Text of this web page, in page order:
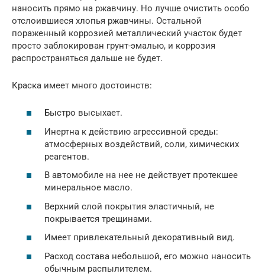
наносить прямо на ржавчину. Но лучше очистить особо
отслоившиеся хлопья ржавчины. Остальной
пораженный коррозией металлический участок будет
просто заблокирован грунт-эмалью, и коррозия
распространяться дальше не будет.
Краска имеет много достоинств:
Быстро высыхает.
Инертна к действию агрессивной среды:
атмосферных воздействий, соли, химических
реагентов.
В автомобиле на нее не действует протекшее
минеральное масло.
Верхний слой покрытия эластичный, не
покрывается трещинами.
Имеет привлекательный декоративный вид.
Расход состава небольшой, его можно наносить
обычным распылителем.